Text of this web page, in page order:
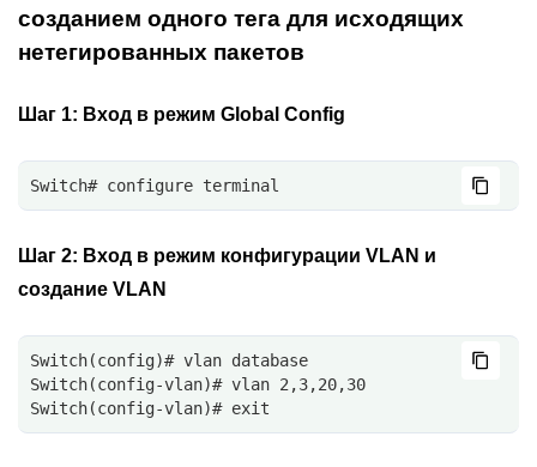
созданием одного тега для исходящих
нетегированных пакетов
Шаг 1: Вход в режим Global Config
Switch# configure terminal
Шаг 2: Вход в режим конфигурации VLAN и
создание VLAN
Switch(config)# vlan database
Switch(config-vlan)# vlan 2,3,20,30
Switch(config-vlan)# exit